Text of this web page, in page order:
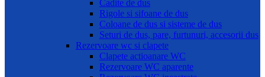
Cadite de dus
Rigole si sifoane de dus
Coloane de dus si sisteme de dus
Seturi de dus, pare, furtunuri, accesorii dus
Rezervoare wc si clapete
Clapete actioanare WC
Rezervoare WC aparente